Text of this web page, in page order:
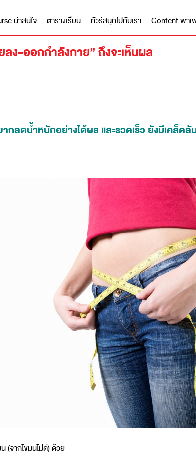
น่าสนใจ ตารางเรียน ทัวร์สนุกไปกับเรา Content พาเ
ง-ออกกำลังกาย” ถึงจะเห็นผล
ลดน้ำหนักอย่างได้ผล และรวดเร็ว ยังมีเคล็ดลั
(จากไขมันไม่ดี) ด้วย